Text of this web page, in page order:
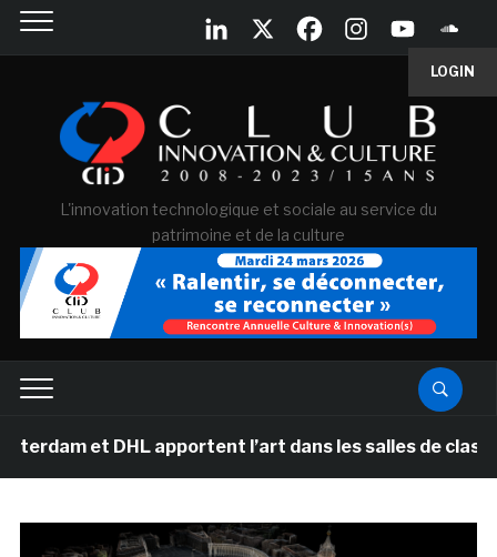
LOGIN
L'innovation technologique et sociale au service du
patrimoine et de la culture
et DHL apportent l’art dans les salles de classe des